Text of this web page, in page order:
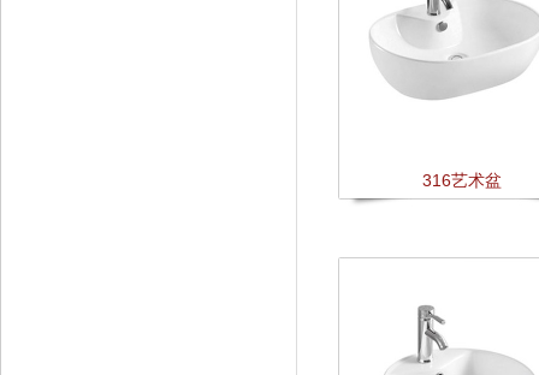
316艺术盆